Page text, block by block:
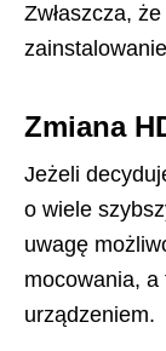
Zwłaszcza,
Zmiana
Jeżeli
o wiele
uwagę
mocowania,
urządzeniem.